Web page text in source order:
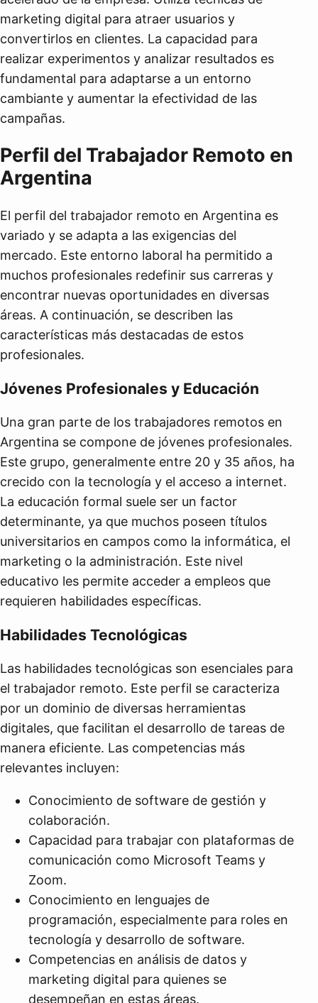
marketing digital para atraer usuarios y
convertirlos en clientes. La capacidad para
realizar experimentos y analizar resultados es
fundamental para adaptarse a un entorno
cambiante y aumentar la efectividad de las
campañas.
Perfil del Trabajador Remoto en
Argentina
El perfil del trabajador remoto en Argentina es
variado y se adapta a las exigencias del
mercado. Este entorno laboral ha permitido a
muchos profesionales redefinir sus carreras y
encontrar nuevas oportunidades en diversas
áreas. A continuación, se describen las
características más destacadas de estos
profesionales.
Jóvenes Profesionales y Educación
Una gran parte de los trabajadores remotos en
Argentina se compone de jóvenes profesionales.
Este grupo, generalmente entre 20 y 35 años, ha
crecido con la tecnología y el acceso a internet.
La educación formal suele ser un factor
determinante, ya que muchos poseen títulos
universitarios en campos como la informática, el
marketing o la administración. Este nivel
educativo les permite acceder a empleos que
requieren habilidades específicas.
Habilidades Tecnológicas
Las habilidades tecnológicas son esenciales para
el trabajador remoto. Este perfil se caracteriza
por un dominio de diversas herramientas
digitales, que facilitan el desarrollo de tareas de
manera eficiente. Las competencias más
relevantes incluyen:
Conocimiento de software de gestión y
colaboración.
Capacidad para trabajar con plataformas de
comunicación como Microsoft Teams y
Zoom.
Conocimiento en lenguajes de
programación, especialmente para roles en
tecnología y desarrollo de software.
Competencias en análisis de datos y
marketing digital para quienes se
desempeñan en estas áreas.